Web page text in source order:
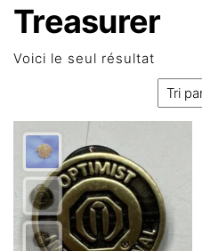
Treasurer
Voici le seul résultat